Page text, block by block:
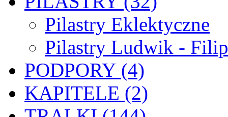
Pilastry Eklektyczne
Pilastry Ludwik - Filip
PODPORY (4)
KAPITELE (2)